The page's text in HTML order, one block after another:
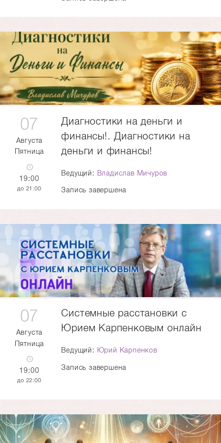
07
Августа
Пятница
19:00
21:00
Диагностики на деньги и
финансы!. Диагностики на
деньги и финансы!
Ведущий: Владислав Мичуров
Запись завершена
07
Августа
Пятница
19:00
22:00
Системные расстановки с
Юрием Карпенковым онлайн
Ведущий: Юрий Карпенков
Запись завершена